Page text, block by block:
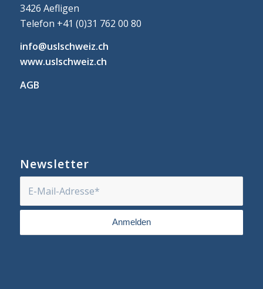
3426 Aefligen
Telefon +41 (0)31 762 00 80
info@uslschweiz.ch
www.uslschweiz.ch
AGB
Newsletter